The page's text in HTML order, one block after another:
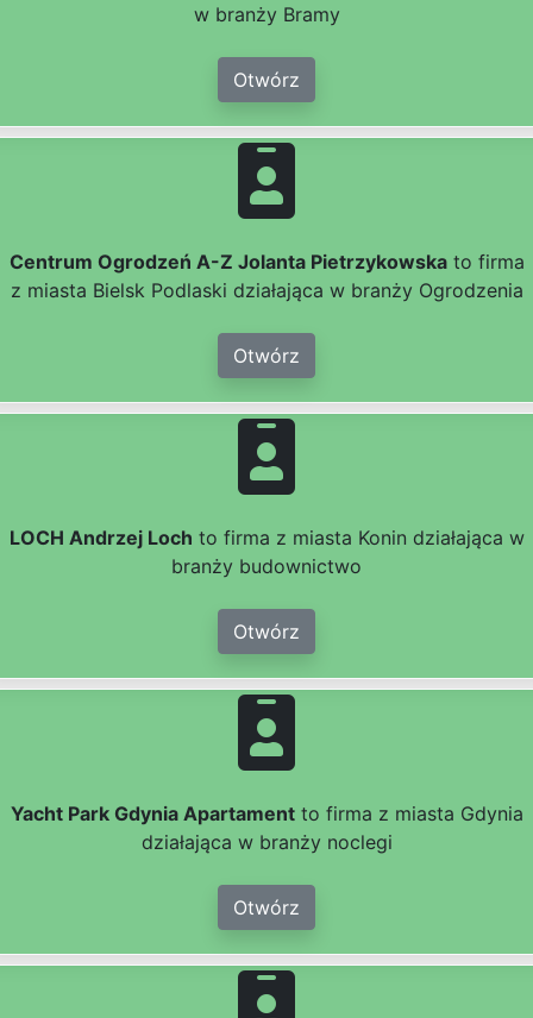
w branży Bramy
Otwórz
Centrum Ogrodzeń A-Z Jolanta Pietrzykowskato firma
z miasta Bielsk Podlaski działająca w branży Ogrodzenia
Otwórz
LOCH Andrzej Loch to firma z miasta Konin działająca w
branży budownictwo
Otwórz
Yacht Park Gdynia Apartamentto firma z miasta Gdynia
działająca w branży noclegi
Otwórz